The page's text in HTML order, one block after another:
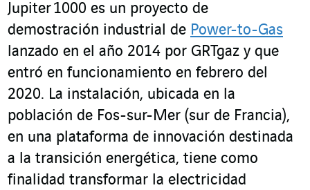
Jupiter 1000 es un proyecto de
demostración industrial de Power-to-Gas
lanzado en el año 2014 por GRTgaz y que
entró en funcionamiento en febrero del
2020. La instalación, ubicada en la
población de Fos-sur-Mer (sur de Francia),
en una plataforma de innovación destinada
a la transición energética, tiene como
finalidad transformar la electricidad